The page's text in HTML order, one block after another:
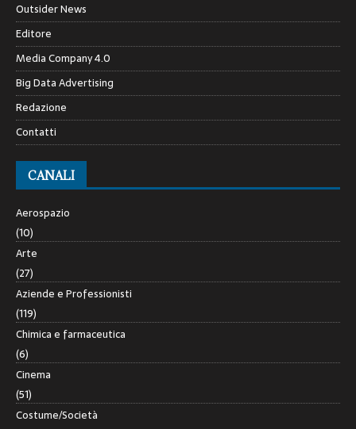
Outsider News
Editore
Media Company 4.0
Big Data Advertising
Redazione
Contatti
CANALI
Aerospazio
(10)
Arte
(27)
Aziende e Professionisti
(119)
Chimica e farmaceutica
(6)
Cinema
(51)
Costume/Società